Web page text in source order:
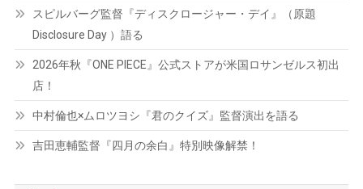
スピルバーグ監督『ディスクロージャー・デイ』（原題
Disclosure Day ）語る
2026年秋『ONE PIECE』公式ストアが米国ロサンゼルス初出
店！
中村倫也×ムロツヨシ『君のクイズ』監督演出を語る
吉田恵輔監督『四月の余白』特別映像解禁！